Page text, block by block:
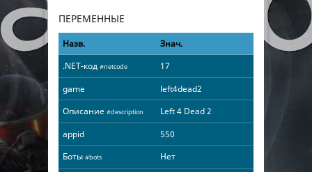
ПЕРЕМЕННЫЕ
Назв.
Знач.
.NET-код #netcode
17
game
left4dead2
Описание #description
Left 4 Dead 2
appid
550
Боты #bots
Нет